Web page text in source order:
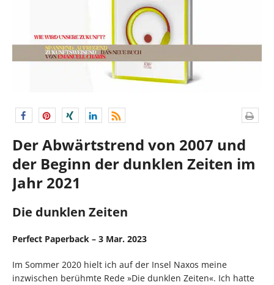
Der Abwärtstrend von 2007 und
der Beginn der dunklen Zeiten im
Jahr 2021
Die dunklen Zeiten
Perfect Paperback – 3 Mar. 2023
Im Sommer 2020 hielt ich auf der Insel Naxos meine
inzwischen berühmte Rede »Die dunklen Zeiten«. Ich hatte